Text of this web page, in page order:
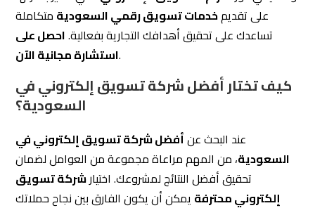
كيف تختار أفضل شركة تسويق إلكتروني في
السعودية؟
عند البحث عن
السعودية، من المهم مراعاة مجموعة من العوامل لضمان
شركة تسويق
إلكتروني محترفة
يمكن أن يكون الفارق بين نجاح حملاتك
التسويقية أو إهدار ميزانيتك الإعلانية دون جدوى. إليك أبرز
المعايير التي يجب مراعاتها عند اختيار شركة تسويق
إلكتروني الرياض